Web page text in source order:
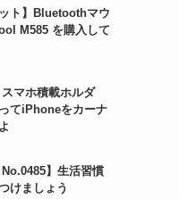
ット】Bluetoothマウ
M585 を購入して
スマホ積載ホルダ
てiPhoneをカーナ
No.0485】生活習慣
けましょう